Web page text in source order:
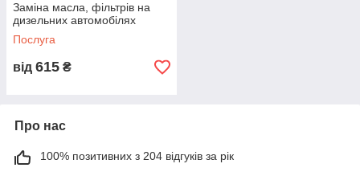
Заміна масла, фільтрів на
дизельних автомобілях
Послуга
від 615 ₴
Про нас
100% позитивних з 204 відгуків за рік